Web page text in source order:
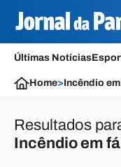
Últimas Notícias
Home>Incêndio
Resultados
Incêndio em